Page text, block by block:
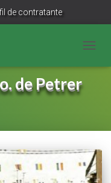
de contratante
de Petrer